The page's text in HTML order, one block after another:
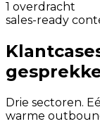
1 overdracht
sales-ready
Drie sectoren.
warme